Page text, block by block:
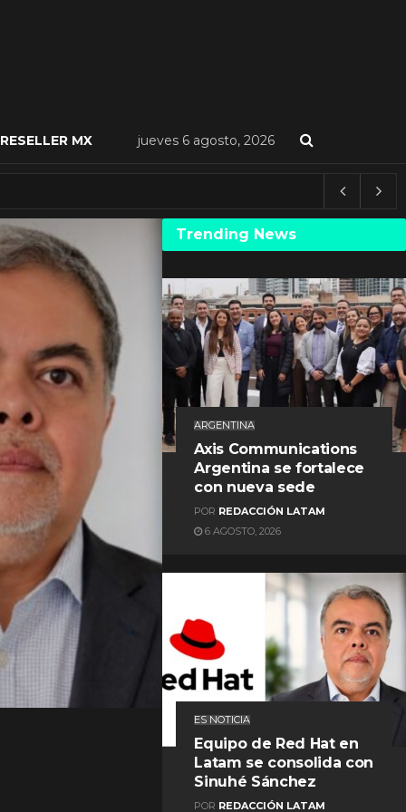
RESELLER MX jueves 6 agosto, 2026
Trending News
ARGENTINA
Axis Communications
Argentina se fortalece
con nueva sede
POR REDACCIÓN LATAM
6 AGOSTO, 2026
ES NOTICIA
Equipo de Red Hat en
Latam se consolida con
Sinuhé Sánchez
POR REDACCIÓN LATAM